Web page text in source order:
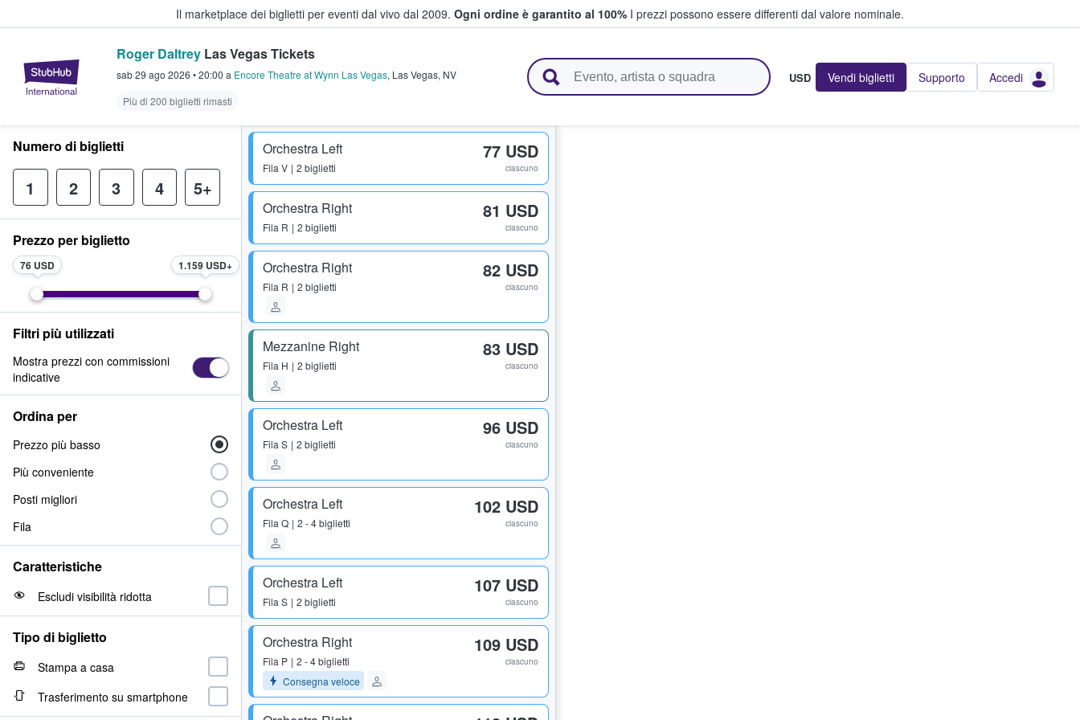
Il marketplace dei biglietti per eventi dal vivo dal 2009. Ogni ordine è garantito al 100% I prezzi possono essere differenti dal valore nominale.
StubHub - Dove i fan comprano e vendono biglietti
Roger Daltrey Las Vegas Tickets
sab 29 ago 2026 •20:00 a Encore Theatre at Wynn Las Vegas, Las Vegas, NV
Più di 200 biglietti rimasti
USD Vendi biglietti Supporto Accedi
Orchestra Left
Fila V 2 biglietti
77 USD
ciascuno
Orchestra Right
Fila R 2 biglietti
81 USD
ciascuno
Orchestra Right
Fila R 2 biglietti
82 USD
ciascuno
Mezzanine Right
Fila H 2 biglietti
83 USD
ciascuno
Orchestra Left
Fila S 2 biglietti
96 USD
ciascuno
Orchestra Left
Fila Q 2 - 4 biglietti
102 USD
ciascuno
Orchestra Left
Fila S 2 biglietti
107 USD
ciascuno
Orchestra Right
Fila P
2 - 4 biglietti
Consegna veloce
109 USD
ciascuno
Numero di biglietti
1 2 3 4 5+
Prezzo per biglietto
76 USD 1.159 USD
Filtri più utilizzati
Mostra prezzi con commissioni
indicative
Ordina per
Prezzo più basso
Più conveniente
Posti migliori
Fila
Caratteristiche
Escludi visibilità ridotta
Tipo di biglietto
Stampa a casa
Trasferimento su smartphone